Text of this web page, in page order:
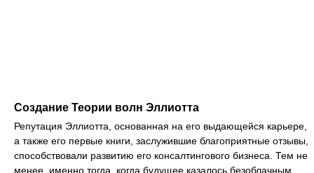
Создание Теории волн Эллиотта
Репутация Эллиотта, основанная на его выдающейся карьере,
а также его первые книги, заслужившие благоприятные отзывы,
способствовали развитию его консалтингового бизнеса. Тем не
менее, именно тогда, когда будущее казалось безоблачным,